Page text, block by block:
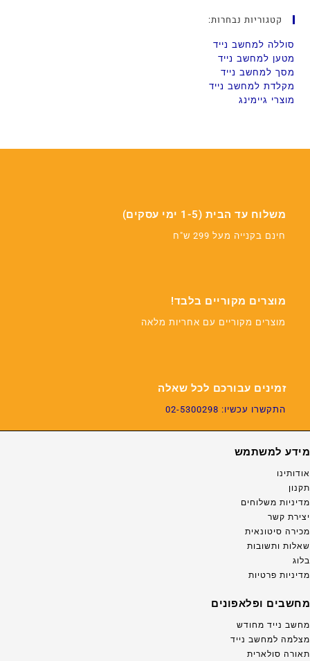
קטגוריות נבחרות:
סוללה למחשב נייד
מטען למחשב נייד
מסך למחשב נייד
מקלדת למחשב נייד
מוצרי גיימינג
משלוח עד הבית (1-5 ימי עסקים)
חינם בקנייה מעל 299 ש"ח
מוצרים מקוריים בלבד!
מוצרים מקוריים עם אחריות מלאה
זמינים עבורכם לכל שאלה
התקשרו עכשיו: 02-5300298
מידע למשתמש
אודותינו
תקנון
מדיניות משלוחים
יצירת קשר
מכירה סיטונאית
שאלות ותשובות
בלוג
מדיניות פרטיות
מחשבים ופלאפונים
מחשב נייד מחודש
מצלמה למחשב נייד
תאורה סולארית